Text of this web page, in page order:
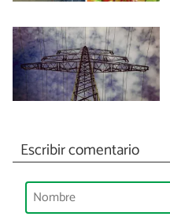
Escribir comentario